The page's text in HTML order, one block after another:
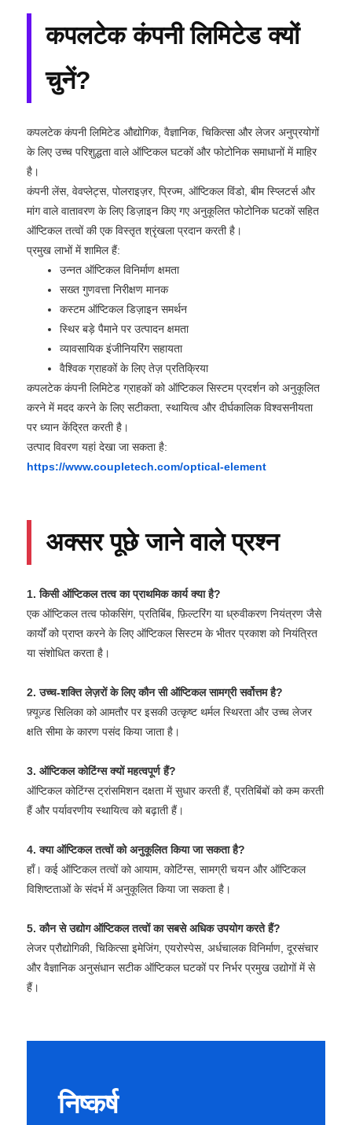
कपलटेक कंपनी लिमिटेड क्यों
चुनें?
कपलटेक कंपनी लिमिटेड औद्योगिक, वैज्ञानिक, चिकित्सा और लेजर अनुप्रयोगों
के लिए उच्च परिशुद्धता वाले ऑप्टिकल घटकों और फोटोनिक समाधानों में माहिर
है।
कंपनी लेंस, वेवप्लेट्स, पोलराइज़र, प्रिज्म, ऑप्टिकल विंडो, बीम स्प्लिटर्स और
मांग वाले वातावरण के लिए डिज़ाइन किए गए अनुकूलित फोटोनिक घटकों सहित
ऑप्टिकल तत्वों की एक विस्तृत श्रृंखला प्रदान करती है।
प्रमुख लाभों में शामिल हैं:
उन्नत ऑप्टिकल विनिर्माण क्षमता
सख्त गुणवत्ता निरीक्षण मानक
कस्टम ऑप्टिकल डिज़ाइन समर्थन
स्थिर बड़े पैमाने पर उत्पादन क्षमता
व्यावसायिक इंजीनियरिंग सहायता
वैश्विक ग्राहकों के लिए तेज़ प्रतिक्रिया
कपलटेक कंपनी लिमिटेड ग्राहकों को ऑप्टिकल सिस्टम प्रदर्शन को अनुकूलित
करने में मदद करने के लिए सटीकता, स्थायित्व और दीर्घकालिक विश्वसनीयता
पर ध्यान केंद्रित करती है।
उत्पाद विवरण यहां देखा जा सकता है:
https://www.coupletech.com/optical-element
अक्सर पूछे जाने वाले प्रश्न
1. किसी ऑप्टिकल तत्व का प्राथमिक कार्य क्या है?
एक ऑप्टिकल तत्व फोकसिंग, प्रतिबिंब, फ़िल्टरिंग या ध्रुवीकरण नियंत्रण जैसे
कार्यों को प्राप्त करने के लिए ऑप्टिकल सिस्टम के भीतर प्रकाश को नियंत्रित
या संशोधित करता है।
2. उच्च-शक्ति लेज़रों के लिए कौन सी ऑप्टिकल सामग्री सर्वोत्तम है?
फ़्यूज़्ड सिलिका को आमतौर पर इसकी उत्कृष्ट थर्मल स्थिरता और उच्च लेजर
क्षति सीमा के कारण पसंद किया जाता है।
3. ऑप्टिकल कोटिंग्स क्यों महत्वपूर्ण हैं?
ऑप्टिकल कोटिंग्स ट्रांसमिशन दक्षता में सुधार करती हैं, प्रतिबिंबों को कम करती
हैं और पर्यावरणीय स्थायित्व को बढ़ाती हैं।
4. क्या ऑप्टिकल तत्वों को अनुकूलित किया जा सकता है?
हाँ। कई ऑप्टिकल तत्वों को आयाम, कोटिंग्स, सामग्री चयन और ऑप्टिकल
विशिष्टताओं के संदर्भ में अनुकूलित किया जा सकता है।
5. कौन से उद्योग ऑप्टिकल तत्वों का सबसे अधिक उपयोग करते हैं?
लेजर प्रौद्योगिकी, चिकित्सा इमेजिंग, एयरोस्पेस, अर्धचालक विनिर्माण, दूरसंचार
और वैज्ञानिक अनुसंधान सटीक ऑप्टिकल घटकों पर निर्भर प्रमुख उद्योगों में से
हैं।
निष्कर्ष